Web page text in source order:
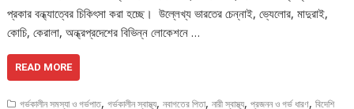
প্রকার বন্ধ্যাত্বের চিকিৎসা করা হচ্ছে। উল্লেখ্য ভারতের চেন্নাই, ভ্যেলোর, মাদুরাই,
কোচি, কেরালা, অন্ধ্রপ্রদেশের বিভিন্ন লোকেশনে …
READ MORE
গর্ভকালীন সমস্যা ও গর্ভপাত,গর্ভকালীন স্বাস্থ্য,নবাগতের পিতা,নারী স্বাস্থ্য,প্রজনন ও গর্ভ ধারণ,বিদেশি